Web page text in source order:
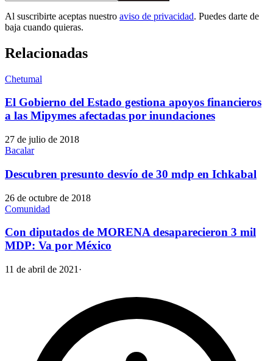
Al suscribirte aceptas nuestro aviso de privacidad. Puedes darte de
baja cuando quieras.
Relacionadas
Chetumal
El Gobierno del Estado gestiona apoyos financieros
a las Mipymes afectadas por inundaciones
27 de julio de 2018
Bacalar
Descubren presunto desvío de 30 mdp en Ichkabal
26 de octubre de 2018
Comunidad
Con diputados de MORENA desaparecieron 3 mil
MDP: Va por México
11 de abril de 2021 ·